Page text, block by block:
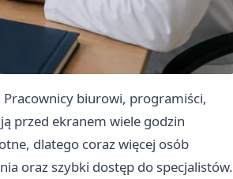
Pracownicy biurowi, programiści,
przed ekranem wiele godzin
dlatego coraz więcej osób
oraz szybki dostęp do specjalistów.